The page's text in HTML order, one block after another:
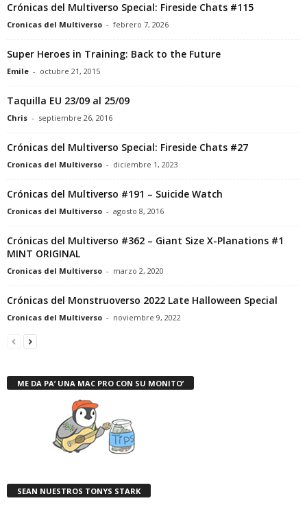
Crónicas del Multiverso Special: Fireside Chats #115
Cronicas del Multiverso - febrero 7, 2026
Super Heroes in Training: Back to the Future
Emile - octubre 21, 2015
Taquilla EU 23/09 al 25/09
Chris - septiembre 26, 2016
Crónicas del Multiverso Special: Fireside Chats #27
Cronicas del Multiverso - diciembre 1, 2023
Crónicas del Multiverso #191 – Suicide Watch
Cronicas del Multiverso - agosto 8, 2016
Crónicas del Multiverso #362 – Giant Size X-Planations #1
MINT ORIGINAL
Cronicas del Multiverso - marzo 2, 2020
Crónicas del Monstruoverso 2022 Late Halloween Special
Cronicas del Multiverso - noviembre 9, 2022
ME DA PA’ UNA MAC PRO CON SU MONITO’
SEAN NUESTROS TONYS STARK